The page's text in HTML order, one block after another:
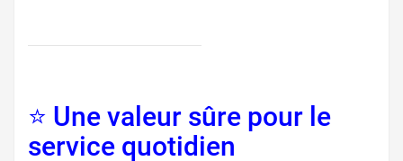
⭐ Une valeur sûre pour le
service quotidien